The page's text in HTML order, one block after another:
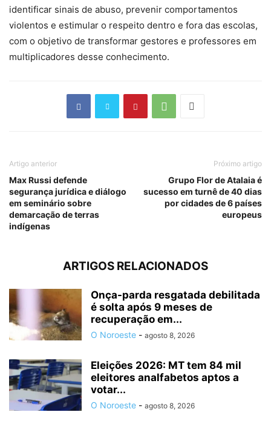
identificar sinais de abuso, prevenir comportamentos
violentos e estimular o respeito dentro e fora das escolas,
com o objetivo de transformar gestores e professores em
multiplicadores desse conhecimento.
Artigo anterior
Max Russi defende
segurança jurídica e diálogo
em seminário sobre
demarcação de terras
indígenas
Próximo artigo
Grupo Flor de Atalaia é
sucesso em turnê de 40 dias
por cidades de 6 países
europeus
ARTIGOS RELACIONADOS
Onça-parda resgatada debilitada
é solta após 9 meses de
recuperação em...
O Noroeste - agosto 8, 2026
Eleições 2026: MT tem 84 mil
eleitores analfabetos aptos a
votar...
O Noroeste - agosto 8, 2026